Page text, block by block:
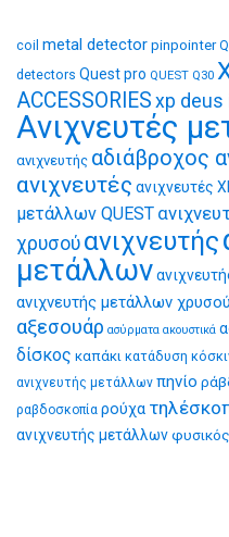
coil metal detector pinpointer
detectors Quest pro QUEST Q30
ACCESSORIES xp deus
Ανιχνευτές
ανιχνευτής αδιάβροχος
ανιχνευτές ανιχνευτές
μετάλλων QUEST
χρυσού ανιχνευτής
μετάλλων
ανιχνευτής μετάλλων χρυσού
αξεσουάρ ασύρματα ακουστικά
δίσκος καπάκι κατάδυση
ανιχνευτής μετάλλων πηνίο
ραβδοσκοπία ρούχα
ανιχνευτής μετάλλων